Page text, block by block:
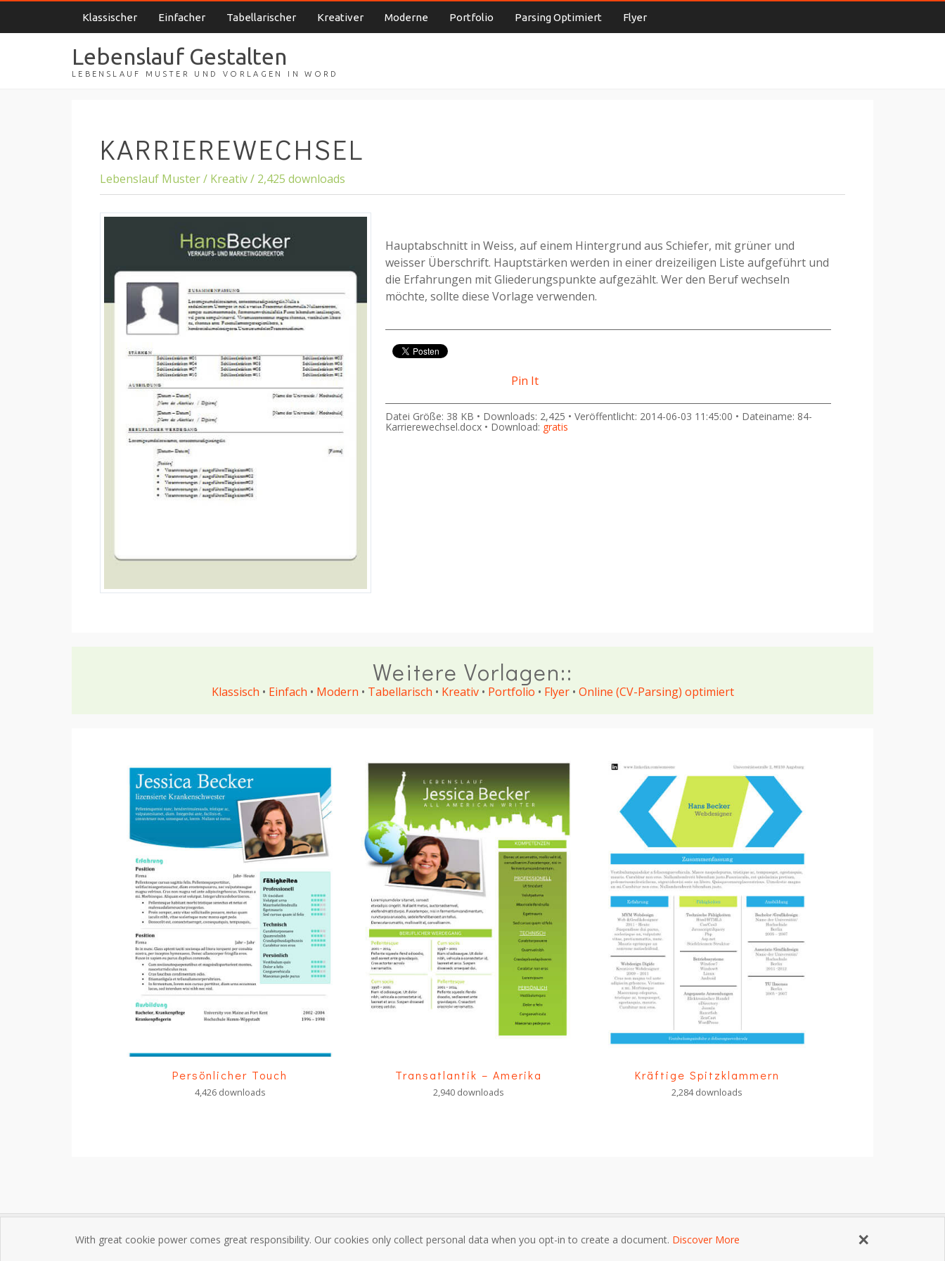
Klassischer Einfacher Tabellarischer Kreativer Moderne Portfolio Parsing Optimiert Flyer
Lebenslauf Gestalten
LEBENSLAUF MUSTER UND VORLAGEN IN WORD
KARRIEREWECHSEL
Lebenslauf Muster / Kreativ / 2,425 downloads
Hauptabschnitt in Weiss, auf einem Hintergrund aus Schiefer, mit grüner und
weisser Überschrift. Hauptstärken werden in einer dreizeiligen Liste aufgeführt und
die Erfahrungen mit Gliederungspunkte aufgezählt. Wer den Beruf wechseln
möchte, sollte diese Vorlage verwenden.
Pin It
Datei Größe: 38 KB • Downloads: 2,425 • Veröffentlicht: 2014-06-03 11:45:00 • Dateiname: 84-
Karrierewechsel.docx • Download: gratis
Weitere Vorlagen::
Klassisch • Einfach • Modern • Tabellarisch • Kreativ• Portfolio • Flyer• Online (CV-Parsing) optimiert
Persönlicher Touch
4,426 downloads
Transatlantik – Amerika
2,940 downloads
Kräftige Spitzklammern
2,284 downloads
Impressum Über mich und Kontakt Datenschutzrichtlinie Nutzungsbedingungen
With great cookie power comes great responsibility. Our cookies only collect personal data when you opt-in to create a document. Discover More ×